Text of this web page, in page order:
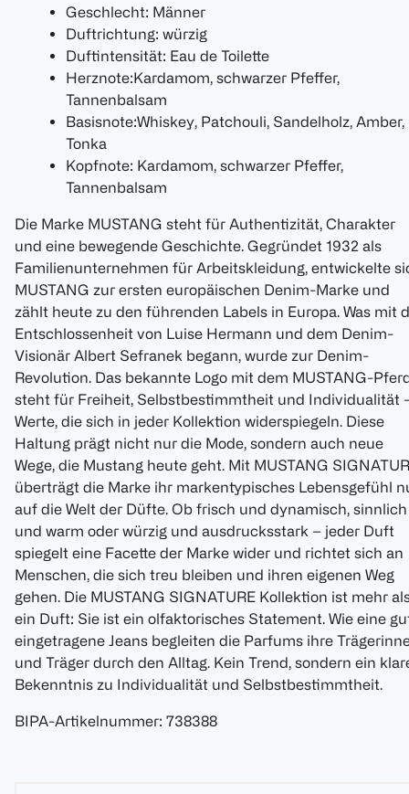
Geschlecht: Männer
Duftrichtung: würzig
Duftintensität: Eau de Toilette
Herznote:Kardamom, schwarzer Pfeffer,
Tannenbalsam
Basisnote:Whiskey, Patchouli, Sandelholz, Amber,
Tonka
Kopfnote: Kardamom, schwarzer Pfeffer,
Tannenbalsam
Die Marke MUSTANG steht für Authentizität, Charakter
und eine bewegende Geschichte. Gegründet 1932 als
Familienunternehmen für Arbeitskleidung, entwickelte
MUSTANG zur ersten europäischen Denim-Marke und
zählt heute zu den führenden Labels in Europa. Was mit
Entschlossenheit von Luise Hermann und dem Denim-
Visionär Albert Sefranek begann, wurde zur Denim-
Revolution. Das bekannte Logo mit dem MUSTANG-
steht für Freiheit, Selbstbestimmtheit und Individualität
Werte, die sich in jeder Kollektion widerspiegeln. Diese
Haltung prägt nicht nur die Mode, sondern auch neue
Wege, die Mustang heute geht. Mit MUSTANG
überträgt die Marke ihr markentypisches Lebensgefühl
auf die Welt der Düfte. Ob frisch und dynamisch, sinnlich
und warm oder würzig und ausdrucksstark – jeder Duft
spiegelt eine Facette der Marke wider und richtet sich an
Menschen, die sich treu bleiben und ihren eigenen Weg
gehen. Die MUSTANG SIGNATURE Kollektion ist mehr
ein Duft: Sie ist ein olfaktorisches Statement. Wie eine
eingetragene Jeans begleiten die Parfums ihre
und Träger durch den Alltag. Kein Trend, sondern ein
Bekenntnis zu Individualität und Selbstbestimmtheit.
BIPA-Artikelnummer: 738388